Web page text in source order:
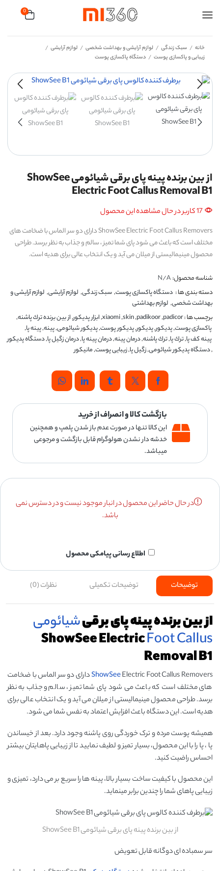
0
خانه / سبک زندگی / لوازم آرایشی و بهداشت شخصی / لوازم آرایشی /
زیبایی و پاکسازی پوست / دستگاه پاکسازی پوست
از بین برنده پینه پای برقی شیائومی ShowSee
Electric Foot Callus Removal B1
17 کاربر در حال مشاهده این محصول
ShowSee Electric Foot Callus Removers دارای دو سر الماس با ضخامت های
مختلف است که باعث می شود پای شما تمیز ، سالم و جذاب به نظر برسد. طراحی
محصول مینیمالیستی از میلان می آید و یک انتخاب عالی برای هدیه است.
شناسه محصول:N/A
دسته بندی ها : دستگاه پاکسازی پوست,سبک زندگی, لوازم آرایشی, لوازم آرایشی و
بهداشت شخصی, لوازم بهداشتی
برچسب ها :padicor
,
padikoor
,
skin
,
xiaomi
,ابزار پديكور,از بین برنده ترك پاشنه,
پاکسازی پوست,پديكور,پدیکور,پدیکور پوست,پدیکور شیائومی,پینه,پینه پا,
پینه کف پا,ترك پا,ترك پاشنه,درمان پینه,درمان پینه پا,درمان زگیل پا,دستگاه پدیکور
,دستگاه پدیکور شیائومی,زگیل پا,زیبایی پوست,مانیکور
بازگشت کالا و انصراف از خرید
این کالا تنها در صورت عدم باز شدن پلمپ و همچنین
خدشه دار نشدن هولوگرام قابل بازگشت و مرجوعی
میباشد.
در حال حاضر این محصول در انبار موجود نیست و در دسترس نمی
باشد.
اطلاع رسانی پیامکی محصول
توضیحات توضیحات تکمیلی نظرات (0)
از بین برنده پینه پای برقیشیائومی
ShowSee ElectricFoot Callus
Removal B1
ShowSeeElectric Foot Callus Removers دارای دو سر الماس با ضخامت
های مختلف است که باعث می شود پای شما تمیز ، سالم و جذاب به نظر
برسد. طراحی محصول مینیمالیستی از میلان می آید و یک انتخاب عالی برای
هدیه است. این دستگاه باعث افزایش اعتماد به نفس شما می شود.
همیشه پوست مرده و ترک خوردگی روی پاشنه وجود دارد. بعد از خیساندن
پا ، پا را با این محصول، بسیار تمیز و لطیف نمایید تا از زیبایی پاهایتان بیشتر
احساس راضیت کنید.
این محصول با کیفیت ساخت بسیار بالا، پینه ها را سریع بر می دارد، تمیزی و
زیبایی پاهای شما را چندین برابر مینماید.
از بین برنده پینه پای برقی شیائومی ShowSee B1
سر سمباده ای دوگانه قابل تعویض